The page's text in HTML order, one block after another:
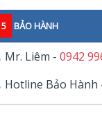
5 BẢO HÀNH
Mr. Liêm -0942
Hotline Bảo